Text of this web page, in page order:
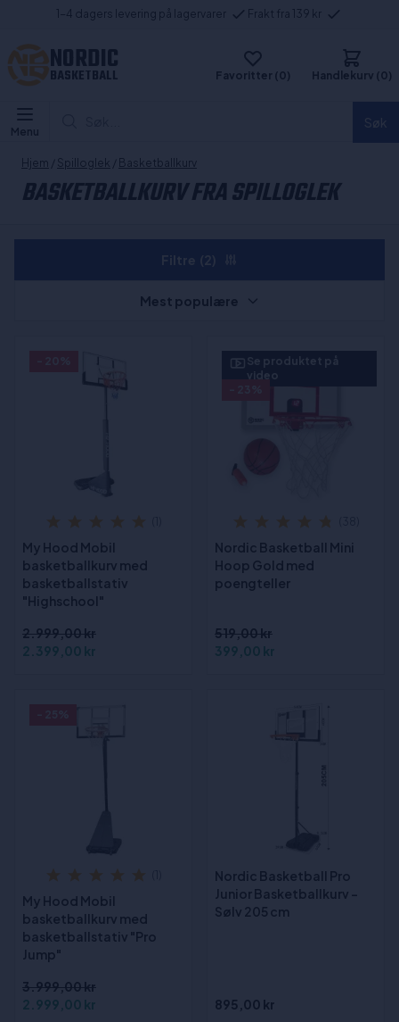
1-4 dagers levering på lagervarer Frakt fra 139 kr
NORDIC
BASKETBALL Favoritter (0) Handlekurv (0)
Menu
Hjem / Spilloglek / Basketballkurv
BASKETBALLKURV FRA SPILLOGLEK
My Hood Mobil
basketballkurv med
basketballstativ
"Highschool"
2.999,00 kr
2.399,00 kr
Se produktet på
video
Nordic Basketball Mini
Hoop Gold med
poengteller
519,00 kr
399,00 kr
My Hood Mobil
basketballkurv med
basketballstativ "Pro
Jump"
3.999,00 kr
2.999,00 kr
Nordic Basketball Pro
Junior Basketballkurv -
Sølv 205 cm
895,00 kr
Mest populære